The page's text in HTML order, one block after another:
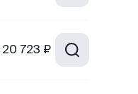
20 723 ₽